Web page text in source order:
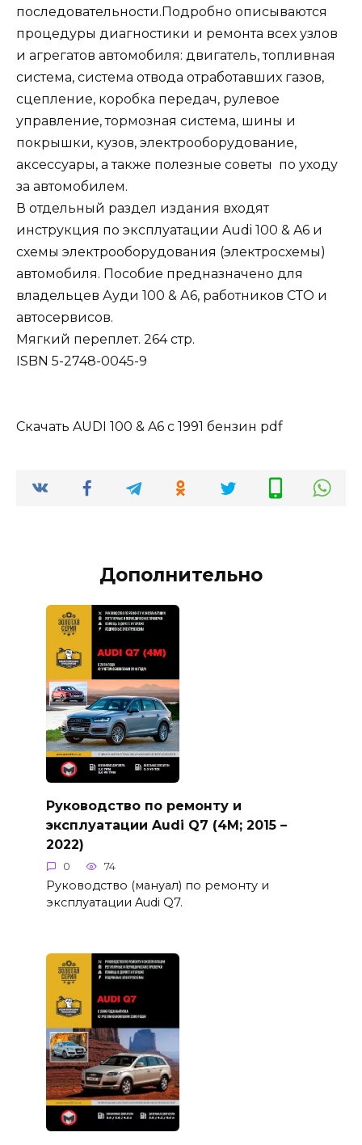
последовательности.Подробно описываются
процедуры диагностики и ремонта всех узлов
и агрегатов автомобиля: двигатель, топливная
система, система отвода отработавших газов,
сцепление, коробка передач, рулевое
управление, тормозная система, шины и
покрышки, кузов, электрооборудование,
аксессуары, а также полезные советы по уходу
за автомобилем.
В отдельный раздел издания входят
инструкция по эксплуатации Audi 100 & A6 и
схемы электрооборудования (электросхемы)
автомобиля. Пособие предназначено для
владельцев Ауди 100 & А6, работников СТО и
автосервисов.
Мягкий переплет. 264 стр.
ISBN 5-2748-0045-9
Скачать AUDI 100 & A6 c 1991 бензин pdf
Дополнительно
Руководство по ремонту и
эксплуатации Audi Q7 (4M; 2015 –
2022)
0 74
Руководство (мануал) по ремонту и
эксплуатации Audi Q7.